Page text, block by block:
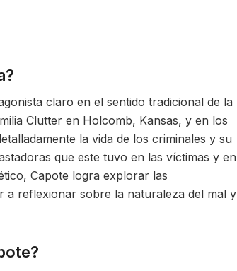
claro en el sentido tradicional de la
Clutter en Holcomb, Kansas, y en los
la vida de los criminales y su
que este tuvo en las víctimas y en
Capote logra explorar las
a reflexionar sobre la naturaleza del mal y